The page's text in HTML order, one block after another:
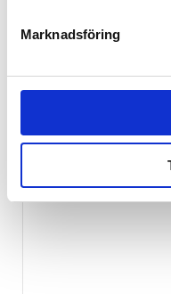
Marknadsföring